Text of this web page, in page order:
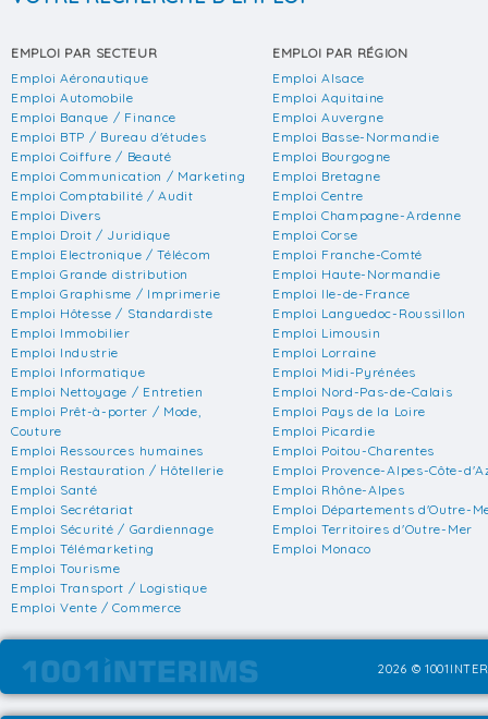
EMPLOI PAR SECTEUR
Emploi Aéronautique
Emploi Automobile
Emploi Banque / Finance
Emploi BTP / Bureau d'études
Emploi Coiffure / Beauté
Emploi Communication / Marketing
Emploi Comptabilité / Audit
Emploi Divers
Emploi Droit / Juridique
Emploi Electronique / Télécom
Emploi Grande distribution
Emploi Graphisme / Imprimerie
Emploi Hôtesse / Standardiste
Emploi Immobilier
Emploi Industrie
Emploi Informatique
Emploi Nettoyage / Entretien
Emploi Prêt-à-porter / Mode,
Couture
Emploi Ressources humaines
Emploi Restauration / Hôtellerie
Emploi Santé
Emploi Secrétariat
Emploi Sécurité / Gardiennage
Emploi Télémarketing
Emploi Tourisme
Emploi Transport / Logistique
Emploi Vente / Commerce
EMPLOI PAR RÉGION
Emploi Alsace
Emploi Aquitaine
Emploi Auvergne
Emploi Basse-Normandie
Emploi Bourgogne
Emploi Bretagne
Emploi Centre
Emploi Champagne-Ardenne
Emploi Corse
Emploi Franche-Comté
Emploi Haute-Normandie
Emploi Ile-de-France
Emploi Languedoc-Roussillon
Emploi Limousin
Emploi Lorraine
Emploi Midi-Pyrénées
Emploi Nord-Pas-de-Calais
Emploi Pays de la Loire
Emploi Picardie
Emploi Poitou-Charentes
Emploi Provence-Alpes-Côte-
Emploi Rhône-Alpes
Emploi Départements d'Outre-
Emploi Territoires d'Outre-Mer
Emploi Monaco
2026 ©